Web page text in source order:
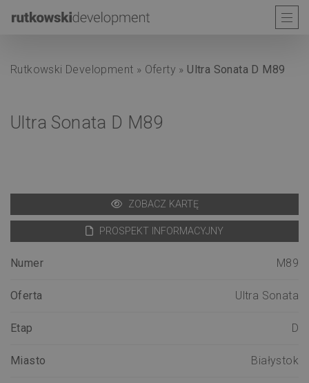
Rutkowski Development » Oferty »Ultra Sonata D M89
Ultra Sonata D M89
ZOBACZ KARTĘ
PROSPEKT INFORMACYJNY
Numer M89
Oferta Ultra Sonata
Etap D
Miasto Białystok